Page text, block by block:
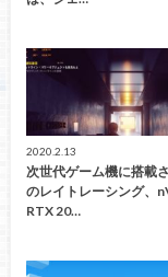
2020.2.13
次世代ゲーム機に搭載
のレイトレーシング、
RTX 20…